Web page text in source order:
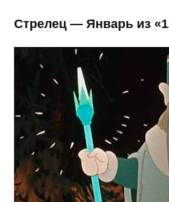
Стрелец — Январь из